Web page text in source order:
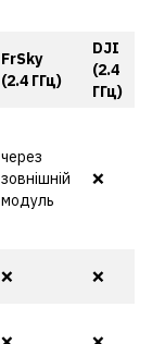
FrSky
(2.4 ГГц)
DJI
(2.4
ГГц)
через
зовнішній
модуль
❌
❌ ❌